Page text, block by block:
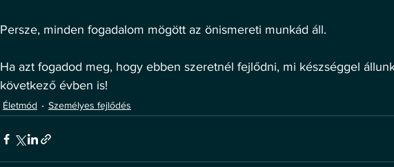
Persze, minden fogadalom mögött az önismereti munkád áll.
Ha azt fogadod meg, hogy ebben szeretnél fejlődni, mi készséggel
következő évben is!
Életmód Személyes fejlődés